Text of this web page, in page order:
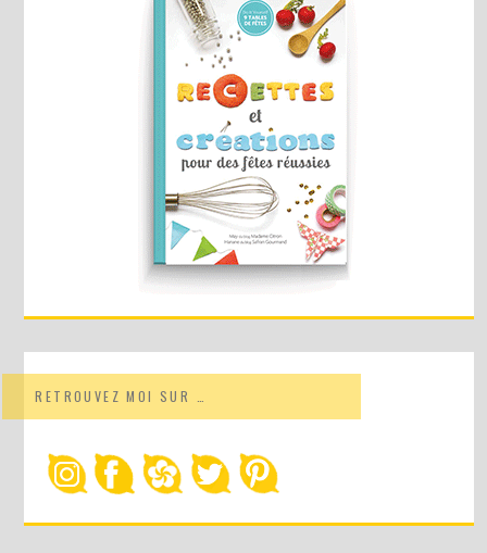
RETROUVEZ MOI SUR …